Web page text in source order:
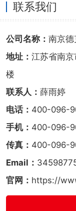
联系我们
公司名称： 南京德
地址： 江苏省南
楼
联系人： 薛雨婷
电话： 400-096-
手机： 400-096-
传真： 400-096-
Email：
官网： https://